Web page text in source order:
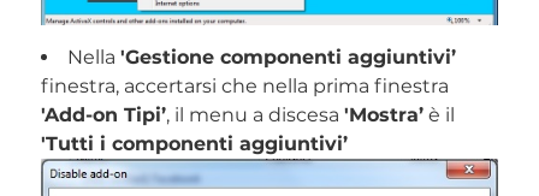
Nella 'Gestione componenti aggiuntivi’
finestra, accertarsi che nella prima finestra
'Add-on Tipi’, il menu a discesa 'Mostra’è il
'Tutti i componenti aggiuntivi’